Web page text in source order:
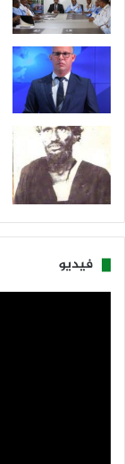
فيديو